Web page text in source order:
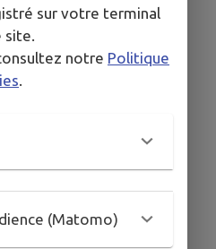
sur votre terminal
notre Politique
(Matomo)